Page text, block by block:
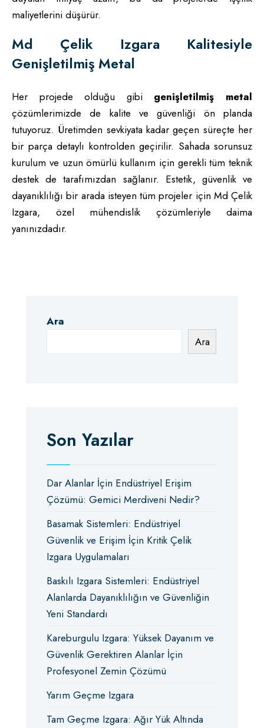
maliyetlerini düşürür.
Md Çelik Izgara Kalitesiyle
Genişletilmiş Metal
Her projede olduğu gibi genişletilmiş metal
çözümlerimizde de kalite ve güvenliği ön planda
tutuyoruz. Üretimden sevkiyata kadar geçen süreçte her
bir parça detaylı kontrolden geçirilir. Sahada sorunsuz
kurulum ve uzun ömürlü kullanım için gerekli tüm teknik
destek de tarafımızdan sağlanır. Estetik, güvenlik ve
dayanıklılığı bir arada isteyen tüm projeler için Md Çelik
Izgara, özel mühendislik çözümleriyle daima
yanınızdadır.
Ara
Ara
Son Yazılar
Dar Alanlar İçin Endüstriyel Erişim
Çözümü: Gemici Merdiveni Nedir?
Basamak Sistemleri: Endüstriyel
Güvenlik ve Erişim İçin Kritik Çelik
Izgara Uygulamaları
Baskılı Izgara Sistemleri: Endüstriyel
Alanlarda Dayanıklılığın ve Güvenliğin
Yeni Standardı
Kareburgulu Izgara: Yüksek Dayanım ve
Güvenlik Gerektiren Alanlar İçin
Profesyonel Zemin Çözümü
Yarım Geçme Izgara
Tam Geçme Izgara: Ağır Yük Altında